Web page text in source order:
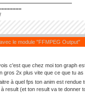
<key>0</key>
<id>12</id>
<key>0</key>
<node_id>4</node_id>
le module "FFMPEG Output"
c'est que chez moi ton graph
gros 2x plus vite que ce que tu
à quel fps ton anim est
result (et ton result va te donner